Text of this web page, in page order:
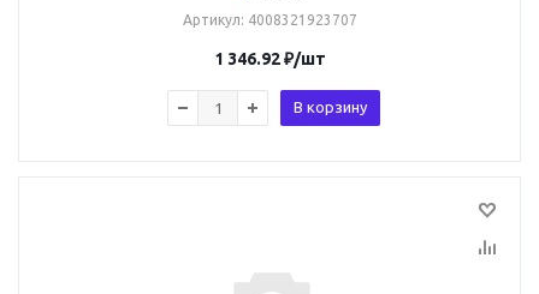
Артикул: 4008321923707
1 346.92₽/шт
В корзину